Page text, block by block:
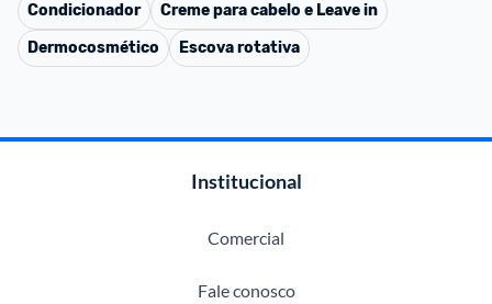
Condicionador
Creme para cabelo e Leave in
Dermocosmético
Escova rotativa
Institucional
Comercial
Fale conosco